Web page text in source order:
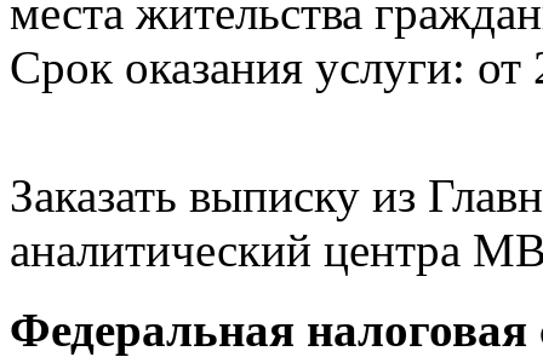
места жительства
Срок оказания услуги: от
Заказать выписку из
аналитический центра
Федеральная налоговая